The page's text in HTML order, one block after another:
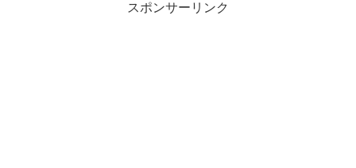
スポンサーリンク